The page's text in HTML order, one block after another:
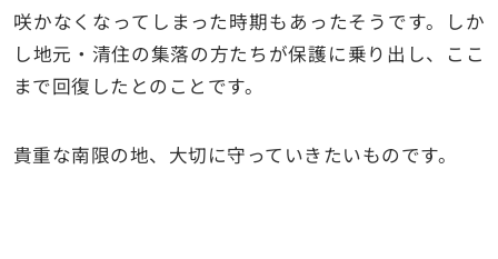
咲かなくなってしまった時期もあったそうです。しか
し地元・清住の集落の方たちが保護に乗り出し、ここ
まで回復したとのことです。
貴重な南限の地、大切に守っていきたいものです。